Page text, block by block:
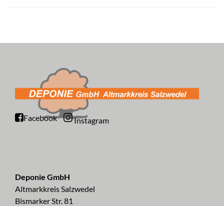
Facebook Instagram
Deponie GmbH
Altmarkkreis Salzwedel
Bismarker Str. 81